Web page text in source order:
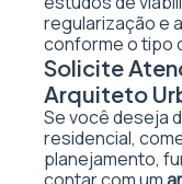
regularização e
conforme o tipo
Solicite
Arquiteto
Se você deseja
residencial,
planejamento,